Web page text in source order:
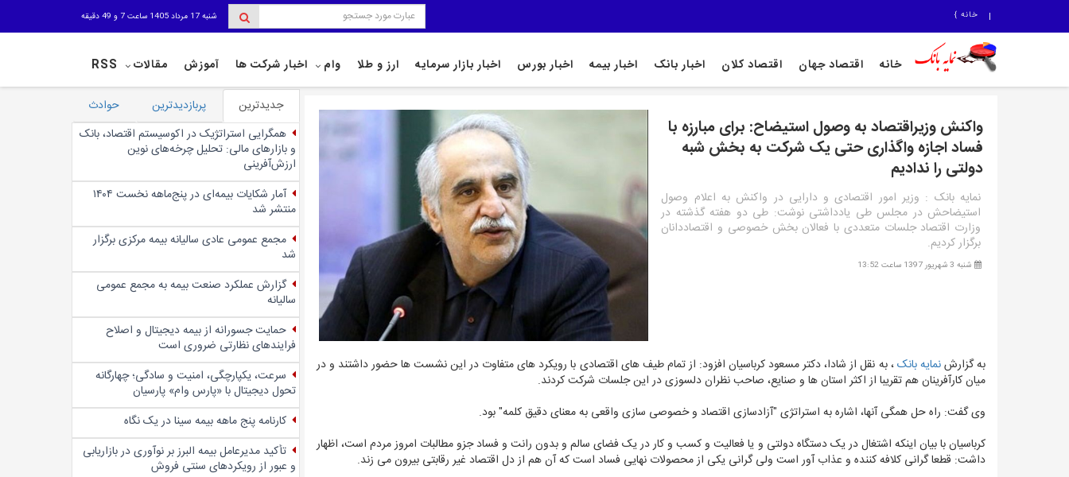
خانه } شنبه 17 مرداد 1405 ساعت 7 و 49 دقیقه
خانه اقتصاد جهان اقتصاد کلان اخبار بانک اخبار بیمه اخبار بورس اخبار بازار سرمایه ارز و طلا وام اخبار شرکت ها آموزش مقالات RSS
واکنش وزیراقتصاد به وصول استیضاح: برای مبارزه با
فساد اجازه واگذاری حتی یک شرکت به بخش شبه
دولتی را ندادیم
نمایه بانک : وزیر امور اقتصادی و دارایی در واکنش به اعلام وصول
استیضاحش در مجلس طی یادداشتی نوشت: طی دو هفته گذشته در
وزارت اقتصاد جلسات متعددی با فعالان بخش خصوصی و اقتصاددانان
برگزار کردیم.
شنبه 3 شهریور 1397 ساعت 13:52
به گزارشنمایه بانک، به نقل از شادا، دکتر مسعود کرباسیان افزود: از تمام طیف های اقتصادی با رویکرد های متفاوت در این نشست ها حضور داشتند و در
میان کارآفرینان هم تقریبا از اکثر استان ها و صنایع، صاحب نظران دلسوزی در این جلسات شرکت کردند.
وی گفت: راه حل همگی آنها، اشاره به استراتژی "آزادسازی اقتصاد و خصوصی سازی واقعی به معنای دقیق کلمه" بود.
کرباسیان با بیان اینکه اشتغال در یک دستگاه دولتی و یا فعالیت و کسب و کار در یک فضای سالم و بدون رانت و فساد جزو مطالبات امروز مردم است، اظهار
داشت: قطعا گرانی کلافه کننده و عذاب آور است ولی گرانی یکی از محصولات نهایی فساد است که آن هم از دل اقتصاد غیر رقابتی بیرون می زند.
جدیدترین پربازدیدترین
حوادث
همگرایی استراتژیک در اکوسیستم اقتصاد، بانک
و بازارهای مالی: تحلیل چرخه‌های نوین
ارزش‌آفرینی
آمار شکایات بیمه‌ای در پنج‌‌ماهه نخست ۱۴۰۴
منتشر شد
مجمع عمومی عادی سالیانه بیمه مرکزی برگزار
شد
گزارش عملکرد صنعت بیمه به مجمع عمومی
سالیانه
حمایت جسورانه از بیمه دیجیتال و اصلاح
فرایندهای نظارتی ضروری است
سرعت، یکپارچگی، امنیت و سادگی؛ چهار‌گانه
تحول دیجیتال با «پارس وام» پارسیان
کارنامه پنج ماهه بیمه سینا در یک نگاه
تأکید مدیرعامل بیمه البرز بر نوآوری در بازاریابی
و عبور از رویکردهای سنتی فروش